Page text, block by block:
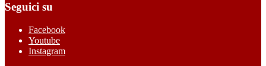
Seguici su
Facebook
Youtube
Instagram